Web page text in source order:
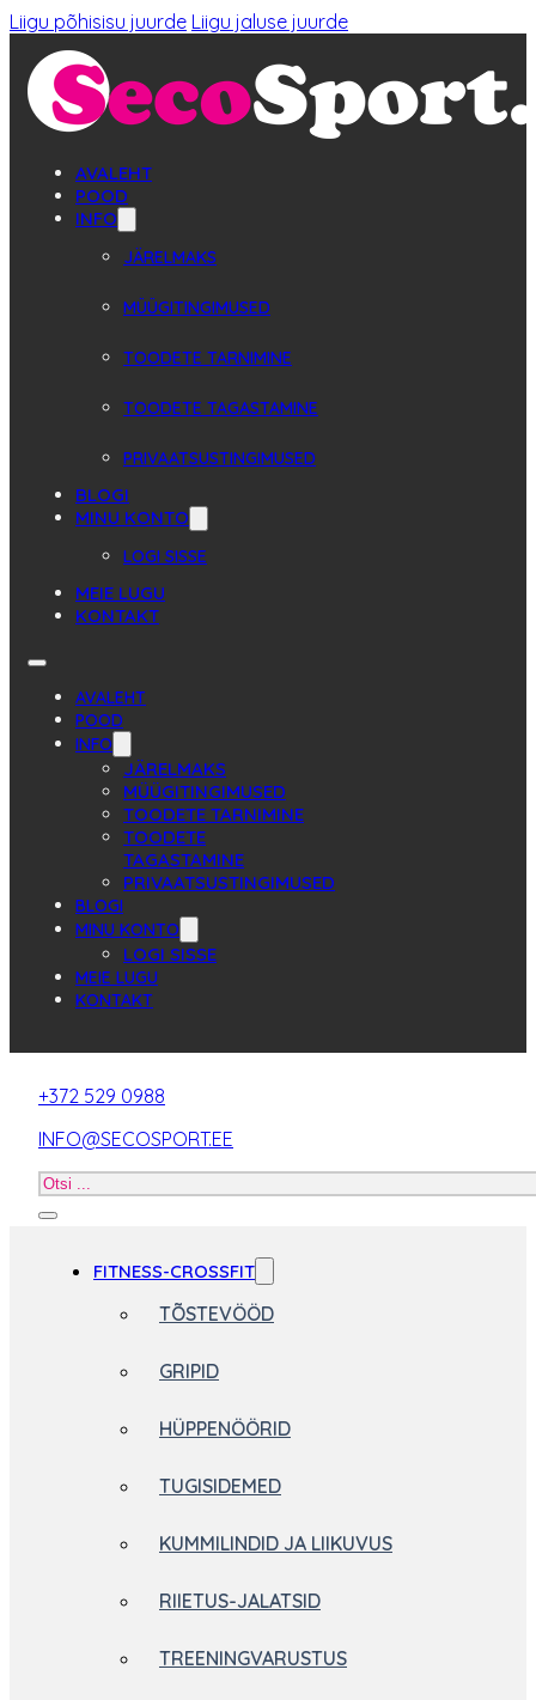
Liigu põhisisu juurde Liigu jaluse juurde
AVALEHT
POOD
INFO
JÄRELMAKS
MÜÜGITINGIMUSED
TOODETE TARNIMINE
TOODETE TAGASTAMINE
PRIVAATSUSTINGIMUSED
BLOGI
MINU KONTO
LOGI SISSE
MEIE LUGU
KONTAKT
AVALEHT
POOD
INFO
JÄRELMAKS
MÜÜGITINGIMUSED
TOODETE TARNIMINE
TOODETE
TAGASTAMINE
PRIVAATSUSTINGIMUSED
BLOGI
MINU KONTO
LOGI SISSE
MEIE LUGU
KONTAKT
+372 529 0988
INFO@SECOSPORT.EE
Otsi
FITNESS-CROSSFIT
TÕSTEVÖÖD
GRIPID
HÜPPENÖÖRID
TUGISIDEMED
KUMMILINDID JA LIIKUVUS
RIIETUS-JALATSID
TREENINGVARUSTUS